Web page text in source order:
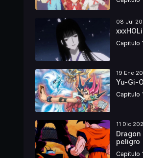
08 Jul
Capitulo
19 Ene
Yu-Gi-
Capitulo
11 Dic
peligro
Capitulo